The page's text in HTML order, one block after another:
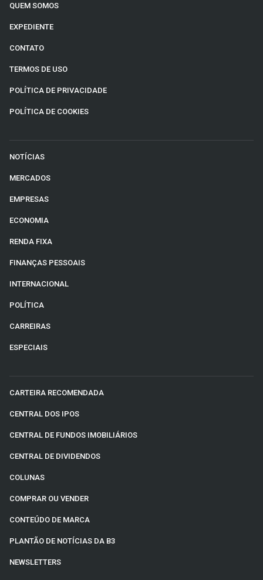
QUEM SOMOS
EXPEDIENTE
CONTATO
TERMOS DE USO
POLÍTICA DE PRIVACIDADE
POLÍTICA DE COOKIES
NOTÍCIAS
MERCADOS
EMPRESAS
ECONOMIA
RENDA FIXA
FINANÇAS PESSOAIS
INTERNACIONAL
POLÍTICA
CARREIRAS
ESPECIAIS
CARTEIRA RECOMENDADA
CENTRAL DOS IPOS
CENTRAL DE FUNDOS IMOBILIÁRIOS
CENTRAL DE DIVIDENDOS
COLUNAS
COMPRAR OU VENDER
CONTEÚDO DE MARCA
PLANTÃO DE NOTÍCIAS DA B3
NEWSLETTERS